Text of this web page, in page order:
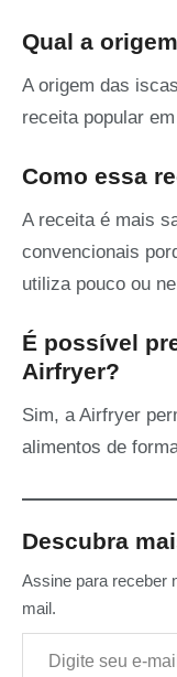
Qual a
A origem das
receita popular
Como essa
A receita é mais
convencionais
utiliza pouco ou
É possível
Airfryer?
Sim, a Airfryer
alimentos de
Descubra
Assine para receber
mail.
Digite seu e-mail…